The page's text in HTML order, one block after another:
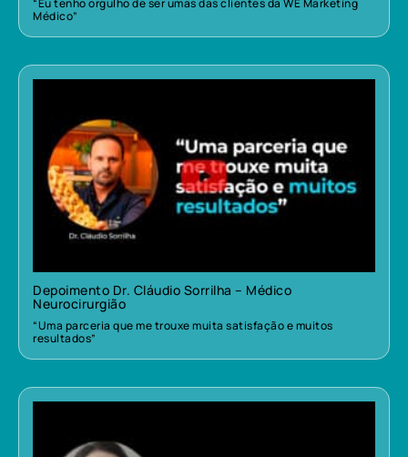
“Eu tenho orgulho de ser umas das clientes da WE Marketing
Médico”
Depoimento Dr. Cláudio Sorrilha – Médico
Neurocirurgião
“Uma parceria que me trouxe muita satisfação e muitos
resultados”